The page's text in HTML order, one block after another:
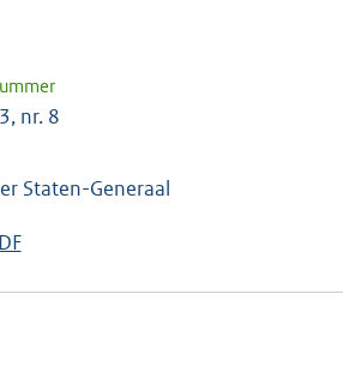
nr. 8
Staten-Generaal